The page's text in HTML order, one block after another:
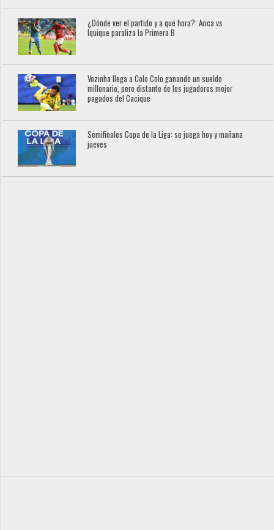
¿Dónde ver el partido y a qué hora?: Arica vs
Iquique paraliza la Primera B
Vozinha llega a Colo Colo ganando un sueldo
millonario, pero distante de los jugadores mejor
pagados del Cacique
Semifinales Copa de la Liga: se juega hoy y mañana
jueves